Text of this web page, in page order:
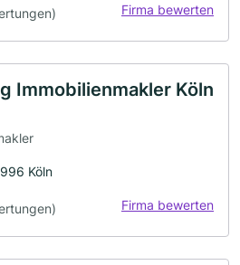
Firma bewerten
Immobilienmakler Köln
Köln
Firma bewerten